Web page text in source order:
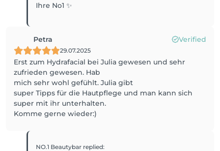
Ihre No1 ✨
Petra Verified
29.07.2025
Erst zum Hydrafacial bei Julia gewesen und sehr
zufrieden gewesen. Hab
mich sehr wohl gefühlt. Julia gibt
super Tipps für die Hautpflege und man kann sich
super mit ihr unterhalten.
Komme gerne wieder:)
NO.1 Beautybar replied: